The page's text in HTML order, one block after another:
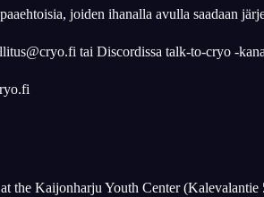
joiden ihanalla avulla saadaan
tai Discordissa talk-to-cryo -
Kaijonharju Youth Center (Kalevalantie